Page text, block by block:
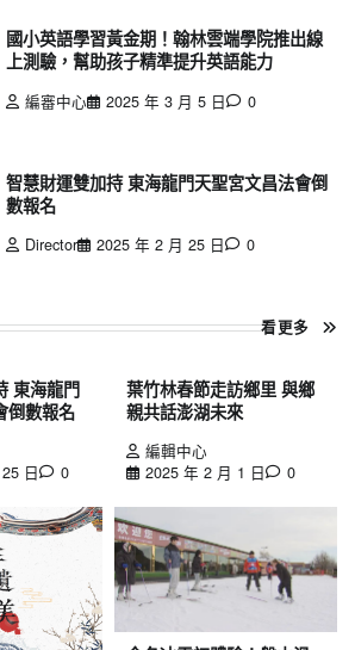
國小英語學習黃金期！翰林雲端學院推出線
上測驗，幫助孩子精準提升英語能力
編審中心 2025 年 3 月 5 日 0
智慧財運雙加持 東海龍門天聖宮文昌法會倒
數報名
Director 2025 年 2 月 25 日 0
看更多
東海龍門
倒數報名
日
0
葉竹林春節走訪鄉里 與鄉
親共話澎湖未來
編輯中心
2025 年 2 月 1 日
0